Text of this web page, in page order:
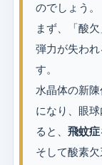
のでしょう。
まず、「酸
弾力が失われ
す。
水晶体の新
になり、眼
ると、 飛蚊症
そして酸素